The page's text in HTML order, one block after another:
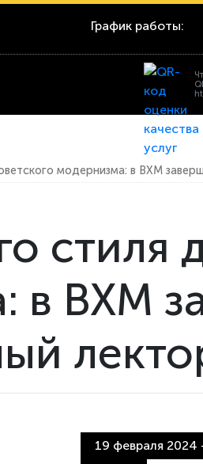
График работы:
модернизма: в ВХМ
стиля
в ВХМ
19 февраля